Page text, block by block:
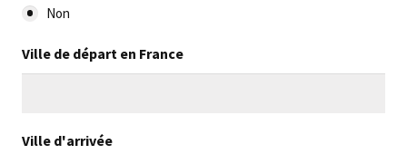
Non
Ville de départ en France
Ville d'arrivée